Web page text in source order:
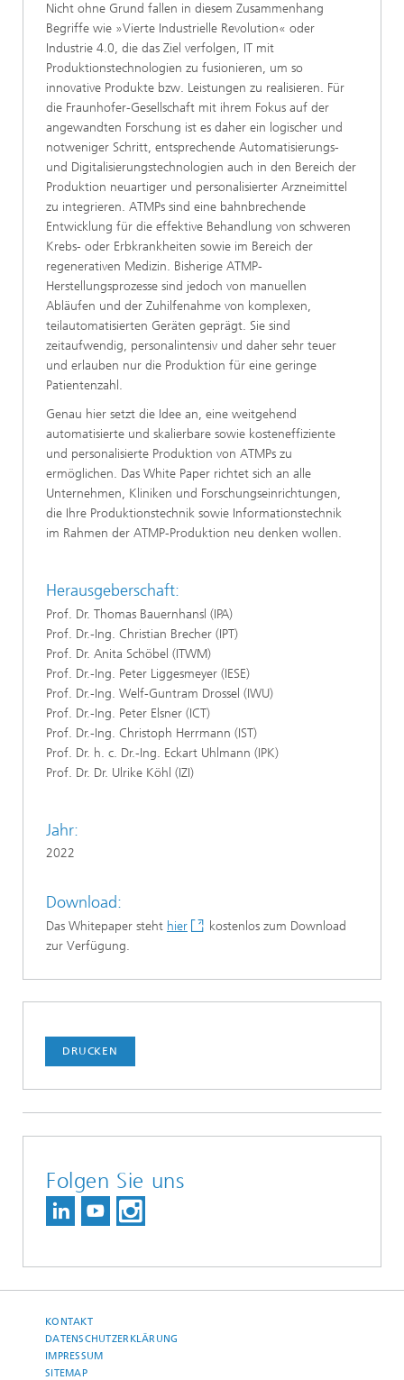
Nicht ohne Grund fallen in diesem Zusammenhang
Begriffe wie »Vierte Industrielle Revolution« oder
Industrie 4.0, die das Ziel verfolgen, IT mit
Produktionstechnologien zu fusionieren, um so
innovative Produkte bzw. Leistungen zu realisieren. Für
die Fraunhofer-Gesellschaft mit ihrem Fokus auf der
angewandten Forschung ist es daher ein logischer und
notweniger Schritt, entsprechende Automatisierungs-
und Digitalisierungstechnologien auch in den Bereich der
Produktion neuartiger und personalisierter Arzneimittel
zu integrieren. ATMPs sind eine bahnbrechende
Entwicklung für die effektive Behandlung von schweren
Krebs- oder Erbkrankheiten sowie im Bereich der
regenerativen Medizin. Bisherige ATMP-
Herstellungsprozesse sind jedoch von manuellen
Abläufen und der Zuhilfenahme von komplexen,
teilautomatisierten Geräten geprägt. Sie sind
zeitaufwendig, personalintensiv und daher sehr teuer
und erlauben nur die Produktion für eine geringe
Patientenzahl.
Genau hier setzt die Idee an, eine weitgehend
automatisierte und skalierbare sowie kosteneffiziente
und personalisierte Produktion von ATMPs zu
ermöglichen. Das White Paper richtet sich an alle
Unternehmen, Kliniken und Forschungseinrichtungen,
die Ihre Produktionstechnik sowie Informationstechnik
im Rahmen der ATMP-Produktion neu denken wollen.
Herausgeberschaft:
Prof. Dr. Thomas Bauernhansl (IPA)
Prof. Dr.-Ing. Christian Brecher (IPT)
Prof. Dr. Anita Schöbel (ITWM)
Prof. Dr.-Ing. Peter Liggesmeyer (IESE)
Prof. Dr.-Ing. Welf-Guntram Drossel (IWU)
Prof. Dr.-Ing. Peter Elsner (ICT)
Prof. Dr.-Ing. Christoph Herrmann (IST)
Prof. Dr. h. c. Dr.-Ing. Eckart Uhlmann (IPK)
Prof. Dr. Dr. Ulrike Köhl (IZI)
Jahr:
2022
Download:
Das Whitepaper steht hier
kostenlos zum Download
zur Verfügung.
DRUCKEN
Folgen Sie uns
KONTAKT
DATENSCHUTZERKLÄRUNG
IMPRESSUM
SITEMAP